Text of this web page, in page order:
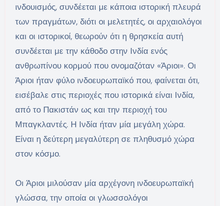
ινδουισμός, συνδέεται με κάποια ιστορική πλευρά
των πραγμάτων, διότι οι μελετητές, οι αρχαιολόγοι
και οι ιστορικοί, θεωρούν ότι η θρησκεία αυτή
συνδέεται με την κάθοδο στην Ινδία ενός
ανθρωπίνου κορμού που ονομαζόταν «Άριοι». Οι
Άριοι ήταν φύλο ινδοευρωπαϊκό που, φαίνεται ότι,
εισέβαλε στις περιοχές που ιστορικά είναι Ινδία,
από το Πακιστάν ως και την περιοχή του
Μπαγκλαντές. Η Ινδία ήταν μία μεγάλη χώρα.
Είναι η δεύτερη μεγαλύτερη σε πληθυσμό χώρα
στον κόσμο.
Οι Άριοι μιλούσαν μία αρχέγονη ινδοευρωπαϊκή
γλώσσα, την οποία οι γλωσσολόγοι